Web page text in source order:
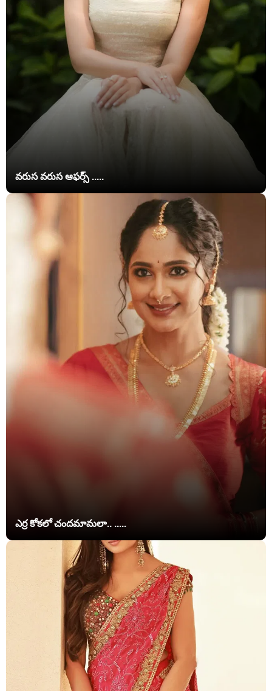
వరుస వరుస ఆఫర్స్ .....
ఎర్ర కోకలో చందమామలా.. .....